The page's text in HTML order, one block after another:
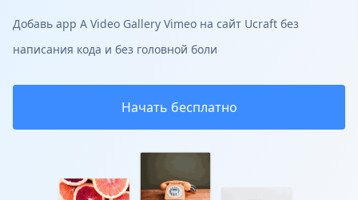
Добавь app A Video Gallery Vimeo на сайт Ucraft без
написания кода и без головной боли
Начать бесплатно